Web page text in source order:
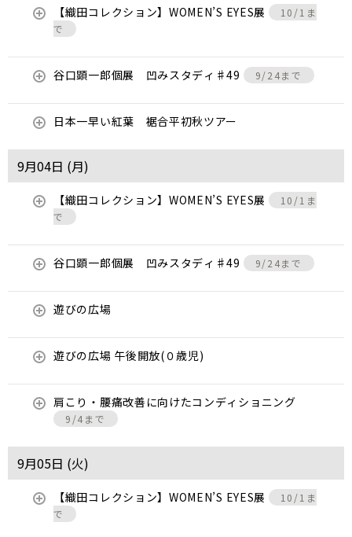
【織田コレクション】WOMEN’S EYES展
10/1ま
で
谷口顕一郎個展 凹みスタディ♯49 9/24まで
日本一早い紅葉 裾合平初秋ツアー
9月04日 (月)
【織田コレクション】WOMEN’S EYES展
10/1ま
で
谷口顕一郎個展 凹みスタディ♯49 9/24まで
遊びの広場
遊びの広場 午後開放(０歳児)
肩こり・腰痛改善に向けたコンディショニング
9/4まで
9月05日 (火)
【織田コレクション】WOMEN’S EYES展
10/1ま
で